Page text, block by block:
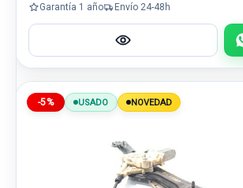
Garantía 1 año Envío 24-48h
-5% USADO NOVEDAD